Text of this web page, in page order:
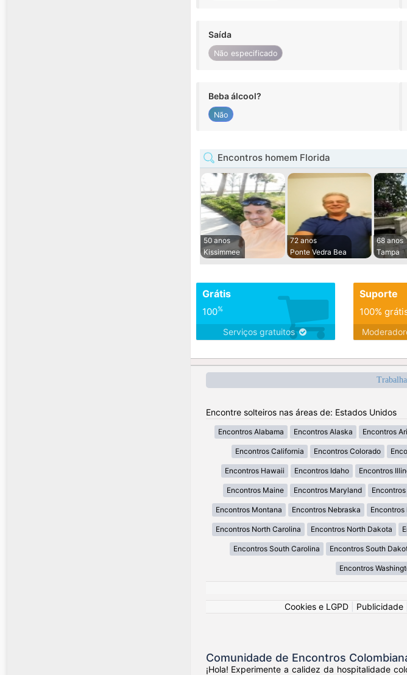
Saída
Não especificado
Beba álcool?
Não
Encontros homem Florida
50 anos
Kissimmee
72 anos
Ponte Vedra Bea
68 anos
Tampa
Grátis
100%
Serviços gratuitos
Suporte
100%
Encontre solteiros nas áreas de: Estados Unidos
Encontros Alabama Encontros Alaska Encontros
Encontros California Encontros Colorado
Encontros Hawaii Encontros Idaho Encontros
Encontros Maine Encontros Maryland
Encontros Montana Encontros Nebraska Encontros
Encontros North Carolina Encontros North Dakota
Encontros South Carolina Encontros South
Encontros
Cookies e LGPD
Publicidade
Comunidade de Encontros
¡Hola! Experimente a calidez da hospitalidade